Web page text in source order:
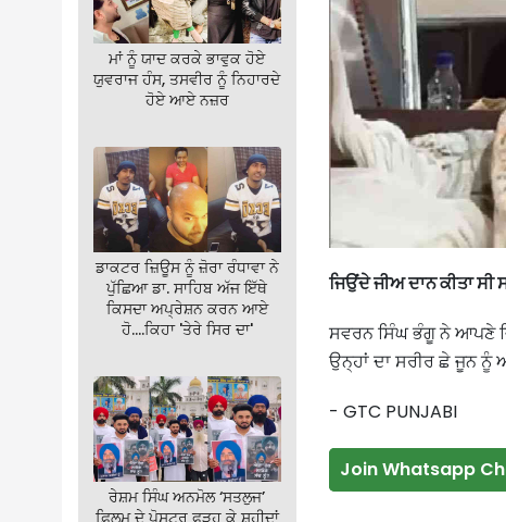
ਮਾਂ ਨੂੰ ਯਾਦ ਕਰਕੇ ਭਾਵੁਕ ਹੋਏ
ਯੁਵਰਾਜ ਹੰਸ, ਤਸਵੀਰ ਨੂੰ ਨਿਹਾਰਦੇ
ਹੋਏ ਆਏ ਨਜ਼ਰ
ਡਾਕਟਰ ਜ਼ਿਊਸ ਨੂੰ ਜ਼ੋਰਾ ਰੰਧਾਵਾ ਨੇ
ਪੁੱਛਿਆ ਡਾ. ਸਾਹਿਬ ਅੱਜ ਇੱਥੇ
ਕਿਸਦਾ ਅਪ੍ਰੇਸ਼ਨ ਕਰਨ ਆਏ
ਹੋ….ਕਿਹਾ 'ਤੇਰੇ ਸਿਰ ਦਾ'
ਰੇਸ਼ਮ ਸਿੰਘ ਅਨਮੋਲ ‘ਸਤਲੁਜ’
ਫ਼ਿਲਮ ਦੇ ਪੋਸਟਰ ਫੜ੍ਹ ਕੇ ਸ਼ਹੀਦਾਂ
ਜਿਉਂਦੇ ਜੀਅ ਦਾਨ ਕੀਤਾ ਸੀ
ਸਵਰਨ ਸਿੰਘ ਭੰਗੂ ਨੇ ਆਪਣੇ
ਉਨ੍ਹਾਂ ਦਾ ਸਰੀਰ ਛੇ ਜੂਨ ਨੂੰ
- GTC PUNJABI
Join Whatsapp